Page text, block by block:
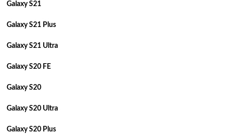
Galaxy S21
Galaxy S21 Plus
Galaxy S21 Ultra
Galaxy S20 FE
Galaxy S20
Galaxy S20 Ultra
Galaxy S20 Plus